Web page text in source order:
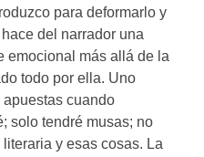
para deformarlo y
del narrador una
emocional más allá de la
todo por ella. Uno
cuando
solo tendré musas; no
y esas cosas. La